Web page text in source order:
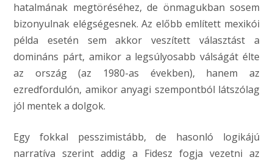
hatalmának megtöréséhez, de önmagukban sosem
bizonyulnak elégségesnek. Az előbb említett mexikói
példa esetén sem akkor veszített választást a
domináns párt, amikor a legsúlyosabb válságát élte
az ország (az 1980-as években), hanem az
ezredfordulón, amikor anyagi szempontból látszólag
jól mentek a dolgok.
Egy fokkal pesszimistább, de hasonló logikájú
narratíva szerint addig a Fidesz fogja vezetni az